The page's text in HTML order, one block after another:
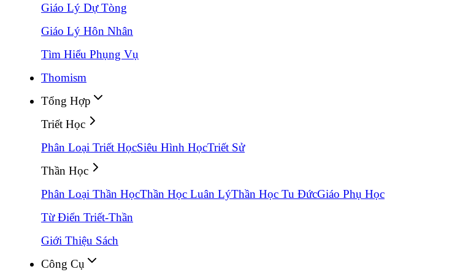
Giáo Lý Dự Tòng
Giáo Lý Hôn Nhân
Tìm Hiểu Phụng Vụ
Thomism
Tổng Hợp
Triết Học
Phân Loại Triết HọcSiêu Hình HọcTriết Sử
Thần Học
Phân Loại Thần HọcThần Học Luân LýThần Học Tu ĐứcGiáo Phụ Học
Từ Điển Triết-Thần
Giới Thiệu Sách
Công Cụ